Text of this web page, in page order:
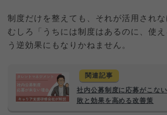
制度だけを整えても、それが活用されな
むしろ「うちには制度はあるのに、使
う逆効果にもなりかねません。
関連記事
社内公募制度に応募がこな
敗と効果を高める改善策